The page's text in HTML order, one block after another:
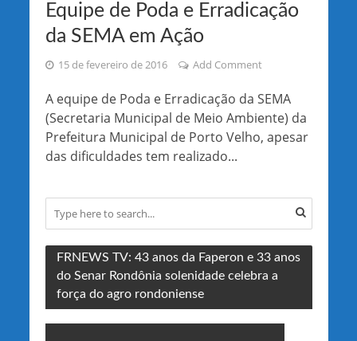
Equipe de Poda e Erradicação
da SEMA em Ação
15 de fevereiro de 2016 Add Comment
A equipe de Poda e Erradicação da SEMA
(Secretaria Municipal de Meio Ambiente) da
Prefeitura Municipal de Porto Velho, apesar
das dificuldades tem realizado...
FRNEWS TV: 43 anos da Faperon e 33 anos
do Senar Rondônia solenidade celebra a
força do agro rondoniense